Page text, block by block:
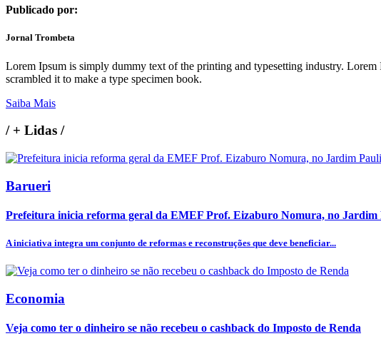
Publicado por:
Jornal Trombeta
Lorem Ipsum is simply dummy text of the printing and typesetting industry.
scrambled it to make a type specimen book.
Saiba Mais
/+ Lidas /
Barueri
Prefeitura inicia reforma geral da EMEF Prof. Eizaburo Nomura, no Jardim
A iniciativa integra um conjunto de reformas e reconstruções que deve beneficiar...
Economia
Veja como ter o dinheiro se não recebeu o cashback do Imposto de Renda